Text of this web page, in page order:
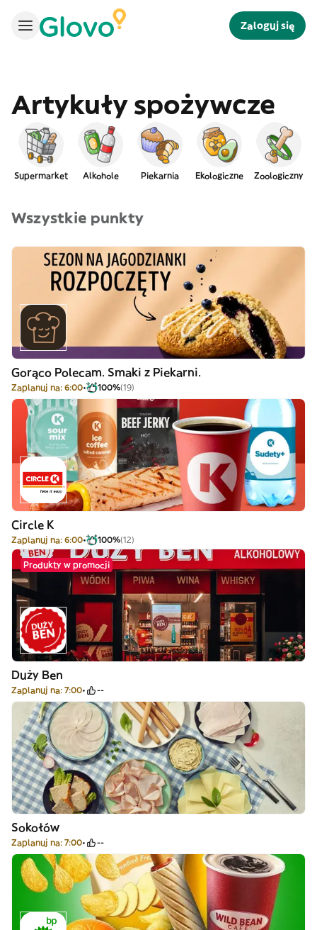
Zaloguj się
Artykuły spożywcze
Supermarket Alkohole Piekarnia Ekologiczne Zoologiczny
Wszystkie punkty
Gorąco Polecam. Smaki z Piekarni.
Zaplanuj na: 6:00 100%(19)
Circle K
Zaplanuj na: 6:00 100%(12)
Produkty w promocji
Duży Ben
Zaplanuj na: 7:00 --
Sokołów
Zaplanuj na: 7:00 --